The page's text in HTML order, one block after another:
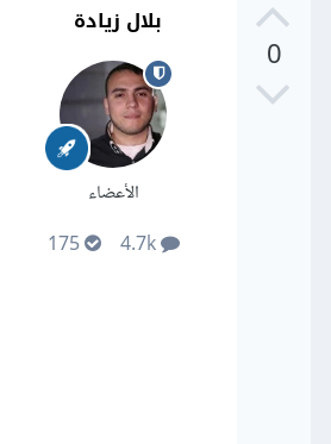
0
بلال زيادة
الأعضاء
4.7k
175